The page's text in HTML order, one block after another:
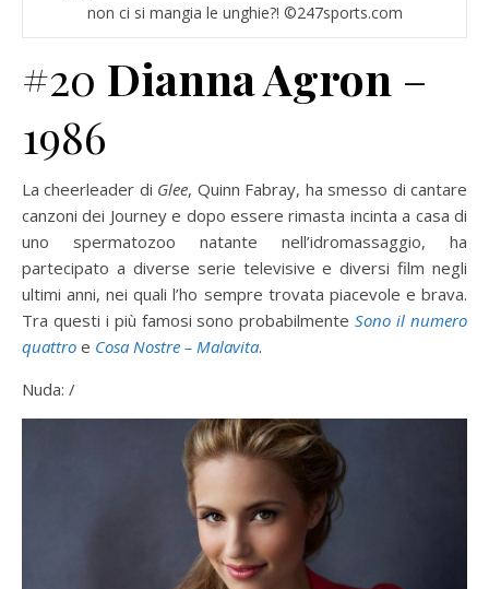
non ci si mangia le unghie?! ©247sports.com
#20 Dianna Agron –
1986
La cheerleader di Glee, Quinn Fabray, ha smesso di cantare
canzoni dei Journey e dopo essere rimasta incinta a casa di
uno spermatozoo natante nell’idromassaggio, ha
partecipato a diverse serie televisive e diversi film negli
ultimi anni, nei quali l’ho sempre trovata piacevole e brava.
Tra questi i più famosi sono probabilmenteSono il numero
quattro e Cosa Nostre – Malavita.
Nuda: /